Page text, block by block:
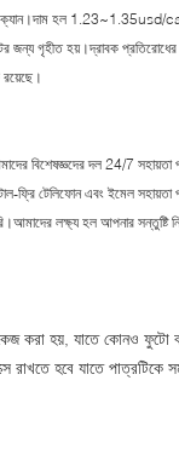
ক্যান।দাম হল
গৃহীত হয়।দ্রাবক প্রতিরোধের
বিশেষজ্ঞদের দল 24/7
ফ্রি টেলিফোন এবং ইমেল
লক্ষ্য হল আপনার
করা হয়, যাতে কোনও ফুটো
রাখতে হবে যাতে